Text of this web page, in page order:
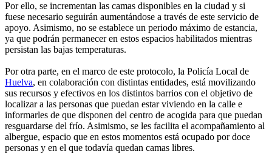
Por ello, se incrementan las camas disponibles en la ciudad y si
fuese necesario seguirán aumentándose a través de este servicio de
apoyo. Asimismo, no se establece un periodo máximo de estancia,
ya que podrán permanecer en estos espacios habilitados mientras
persistan las bajas temperaturas.
Por otra parte, en el marco de este protocolo, la Policía Local de
Huelva, en colaboración con distintas entidades, está movilizando
sus recursos y efectivos en los distintos barrios con el objetivo de
localizar a las personas que puedan estar viviendo en la calle e
informarles de que disponen del centro de acogida para que puedan
resguardarse del frío. Asimismo, se les facilita el acompañamiento al
albergue, espacio que en estos momentos está ocupado por doce
personas y en el que todavía quedan camas libres.